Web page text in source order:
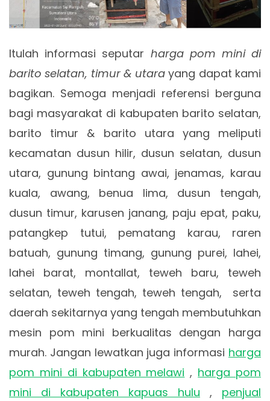
Itulah informasi seputar harga pom mini di
barito selatan, timur & utara yang dapat kami
bagikan. Semoga menjadi referensi berguna
bagi masyarakat di kabupaten barito selatan,
barito timur & barito utara yang meliputi
kecamatan dusun hilir, dusun selatan, dusun
utara, gunung bintang awai, jenamas, karau
kuala, awang, benua lima, dusun tengah,
dusun timur, karusen janang, paju epat, paku,
patangkep tutui, pematang karau, raren
batuah, gunung timang, gunung purei, lahei,
lahei barat, montallat, teweh baru, teweh
selatan, teweh tengah, teweh tengah, serta
daerah sekitarnya yang tengah membutuhkan
mesin pom mini berkualitas dengan harga
murah. Jangan lewatkan juga informasi harga
pom mini di kabupaten melawi , harga pom
mini di kabupaten kapuas hulu , penjual